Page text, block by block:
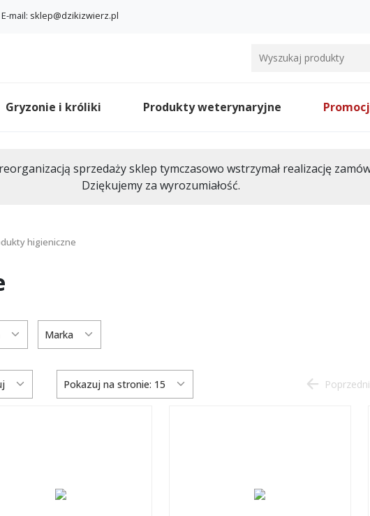
E-mail: sklep@dzikizwierz.pl
Gryzonie i króliki Produkty weterynaryjne
sprzedaży sklep tymczasowo wstrzymał realizację
Dziękujemy za wyrozumiałość.
higieniczne
Marka
Pokazuj na stronie: 15